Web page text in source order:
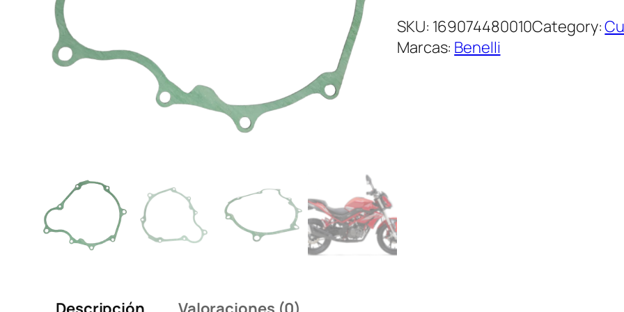
SKU: 169074480010Category:
Marcas: Benelli